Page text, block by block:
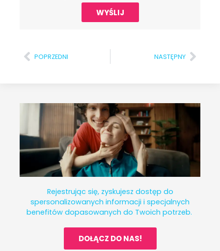
WYŚLIJ
POPRZEDNI NASTĘPNY
Rejestrując się, zyskujesz dostęp do
spersonalizowanych informacji i specjalnych
benefitów dopasowanych do Twoich potrzeb.
DOŁĄCZ DO NAS!